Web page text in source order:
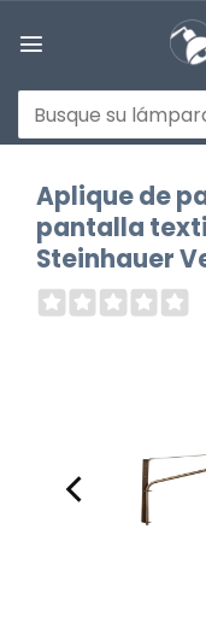
Buscar
por:
Aplique de
pantalla
Steinhauer